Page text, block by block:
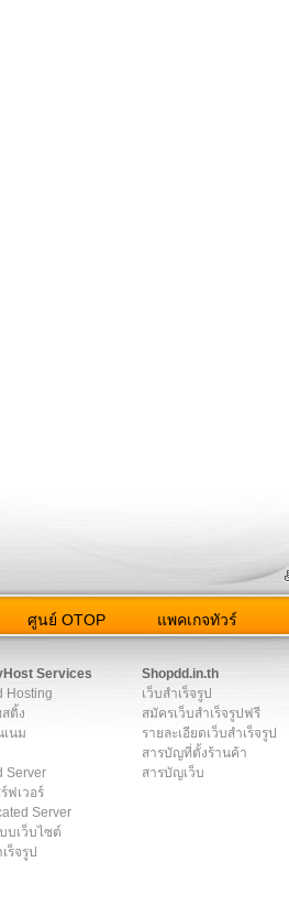
ศูนย์ OTOP แพคเกจทัวร์
Services
Hosting
สติ้ง
เนม
Server
ฟเวอร์
Server
บเว็บไซต์
ร็จรูป
Shopdd.in.th
เว็บสำเร็จรูป
สมัครเว็บสำเร็จรูปฟรี
รายละเอียดเว็บสำเร็จรูป
สารบัญที่ตั้งร้านค้า
สารบัญเว็บ